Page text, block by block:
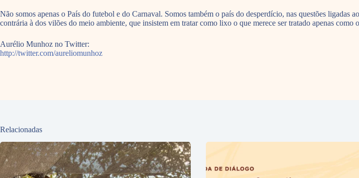
Não somos apenas o País do futebol e do Carnaval. Somos também o país do desperdício, nas questões
contrária à dos vilões do meio ambiente, que insistem em tratar como lixo o que merece ser tratado apenas como
Aurélio Munhoz no Twitter:
http://twitter.com/aureliomunhoz
Relacionadas